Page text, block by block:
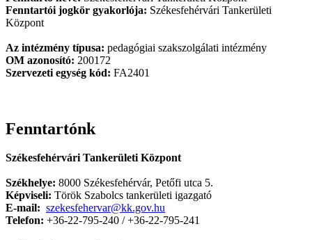
Fenntartói jogkör gyakorlója: Székesfehérvári Tankerületi
Központ
Az intézmény típusa: pedagógiai szakszolgálati intézmény
OM azonosító: 200172
Szervezeti egység kód: FA2401
Fenntartónk
Székesfehérvári Tankerületi Központ
Székhelye: 8000 Székesfehérvár, Petőfi utca 5.
Képviseli: Török Szabolcs tankerületi igazgató
E-mail: szekesfehervar@kk.gov.hu
Telefon: +36-22-795-240 / +36-22-795-241